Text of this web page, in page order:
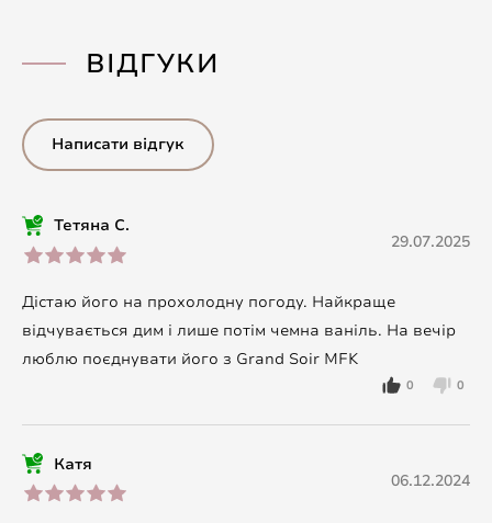
ВІДГУКИ
Написати відгук
Тетяна С.
29.07.2025
Дістаю його на прохолодну погоду. Найкраще
відчувається дим і лише потім чемна ваніль. На вечір
люблю поєднувати його з Grand Soir MFK
0 0
Катя
06.12.2024